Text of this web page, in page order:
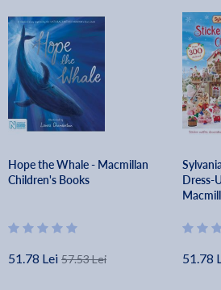
Hope the Whale - Macmillan
Children's Books
51.78 Lei 57.53 Lei
Dress-
51.78